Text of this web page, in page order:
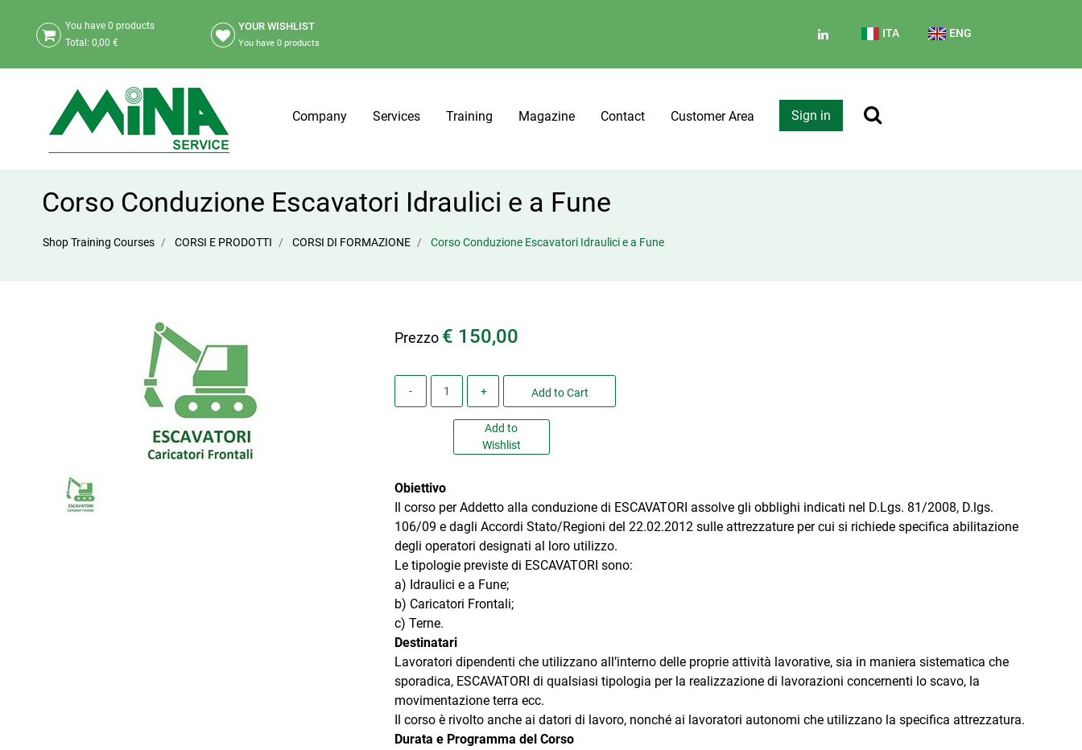
You have 0 products
Total: 0,00 €
YOUR WISHLIST
You have 0products
ITA ENG
Company Services Training Magazine Contact Customer Area Sign in
Corso Conduzione Escavatori Idraulici e a Fune
Shop Training Courses CORSI E PRODOTTI CORSI DI FORMAZIONE Corso Conduzione Escavatori Idraulici e a Fune
Prezzo € 150,00
Add to Cart
Add to
Wishlist
Obiettivo
Il corso per Addetto alla conduzione di ESCAVATORI assolve gli obblighi indicati nel D.Lgs. 81/2008, D.lgs.
106/09 e dagli Accordi Stato/Regioni del 22.02.2012 sulle attrezzature per cui si richiede specifica abilitazione
degli operatori designati al loro utilizzo.
Le tipologie previste di ESCAVATORI sono:
a) Idraulici e a Fune;
b) Caricatori Frontali;
c) Terne.
Destinatari
Lavoratori dipendenti che utilizzano all’interno delle proprie attività lavorative, sia in maniera sistematica che
sporadica, ESCAVATORI di qualsiasi tipologia per la realizzazione di lavorazioni concernenti lo scavo, la
movimentazione terra ecc.
Il corso è rivolto anche ai datori di lavoro, nonché ai lavoratori autonomi che utilizzano la specifica attrezzatura.
Durata e Programma del Corso